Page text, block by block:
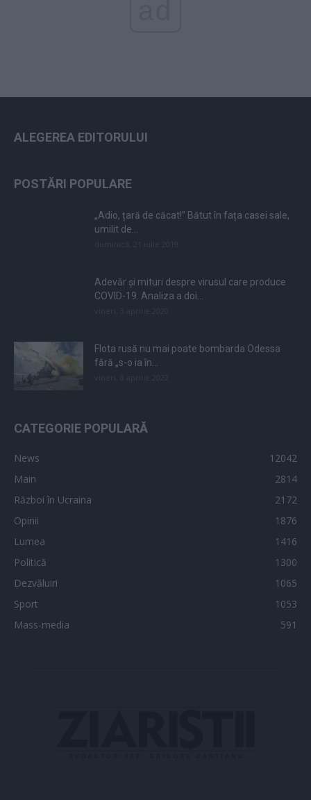
ALEGEREA EDITORULUI
POSTĂRI POPULARE
„Adio, țară de căcat!” Bătut în fața casei sale,
umilit de...
Adevăr și mituri despre virusul care produce
COVID-19. Analiza a doi...
Flota rusă nu mai poate bombarda Odessa
fără „s-o ia în...
CATEGORIE POPULARĂ
News
12042
Main
2814
Război în Ucraina
2172
Opinii
1876
Lumea
1416
Politică
1300
Dezvăluiri
1065
Sport
1053
Mass-media
591